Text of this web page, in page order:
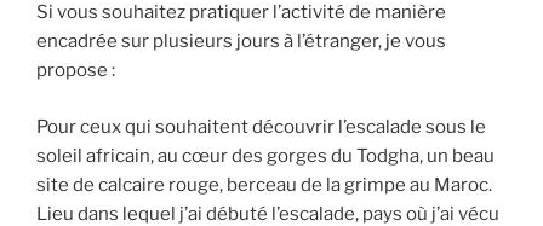
Si vous souhaitez pratiquer l’activité de manière
encadrée sur plusieurs jours à l’étranger, je vous
propose :
Pour ceux qui souhaitent découvrir l’escalade sous le
soleil africain, au cœur des gorges du Todgha, un beau
site de calcaire rouge, berceau de la grimpe au Maroc.
Lieu dans lequel j’ai débuté l’escalade, pays où j’ai vécu